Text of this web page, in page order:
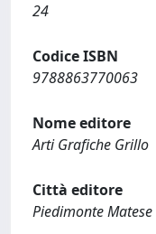
24
Codice ISBN
9788863770063
Nome editore
Arti Grafiche Grillo
Città editore
Piedimonte Matese